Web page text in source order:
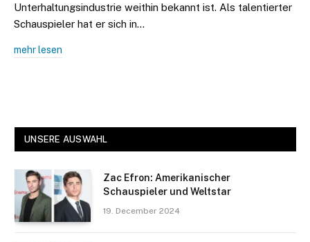
Unterhaltungsindustrie weithin bekannt ist. Als talentierter
Schauspieler hat er sich in…
mehr lesen
UNSERE AUSWAHL
Zac Efron: Amerikanischer
Schauspieler und Weltstar
19. December 2024